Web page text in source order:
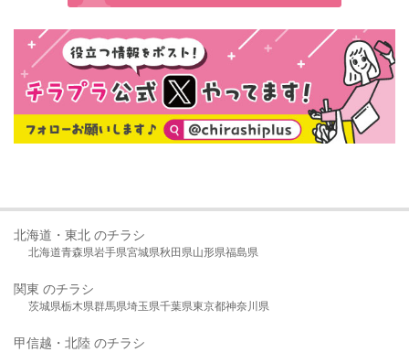
北海道・東北 のチラシ
北海道青森県岩手県宮城県秋田県山形県福島県
関東 のチラシ
茨城県栃木県群馬県埼玉県千葉県東京都神奈川県
甲信越・北陸 のチラシ